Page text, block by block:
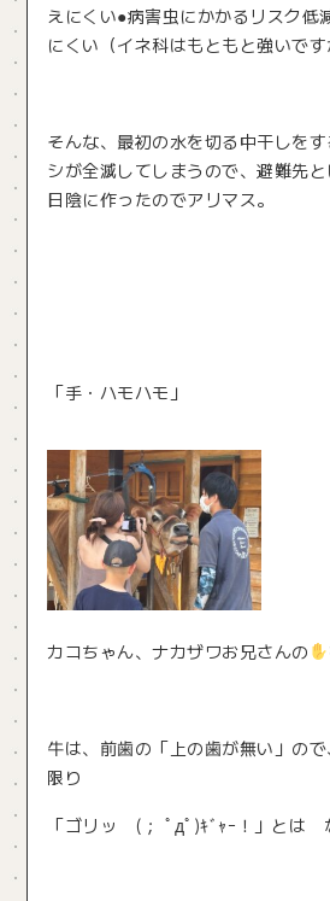
えにくい●病害虫にかかるリスク低
にくい（イネ科はもともと強いです
そんな、最初の水を切る中干しを
シが全滅してしまうので、避難先
日陰に作ったのでアリマス。
「手・ハモハモ」
カコちゃん、ナカザワお兄さんの
牛は、前歯の「上の歯が無い」の
限り
「ゴリッ (； ﾟдﾟ)ｷﾞｬｰ！」とは